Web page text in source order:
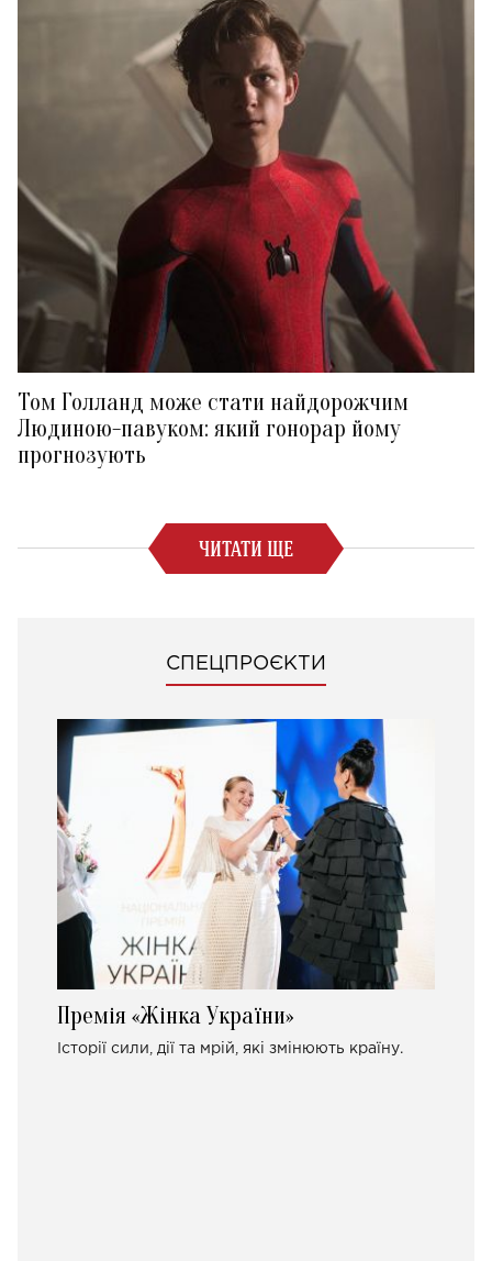
Том Голланд може стати найдорожчим
Людиною-павуком: який гонорар йому
прогнозують
ЧИТАТИ ЩЕ
СПЕЦПРОЄКТИ
Премія «Жінка України»
Історії сили, дії та мрій, які змінюють країну.